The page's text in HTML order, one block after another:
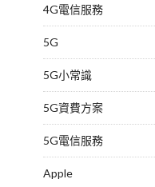
4G電信服務
5G
5G小常識
5G資費方案
5G電信服務
Apple